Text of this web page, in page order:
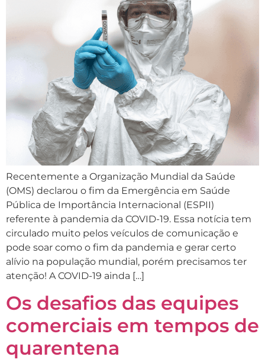
Recentemente a Organização Mundial da Saúde
(OMS) declarou o fim da Emergência em Saúde
Pública de Importância Internacional (ESPII)
referente à pandemia da COVID-19. Essa notícia tem
circulado muito pelos veículos de comunicação e
pode soar como o fim da pandemia e gerar certo
alívio na população mundial, porém precisamos ter
atenção! A COVID-19 ainda […]
Os desafios das equipes
comerciais em tempos de
quarentena